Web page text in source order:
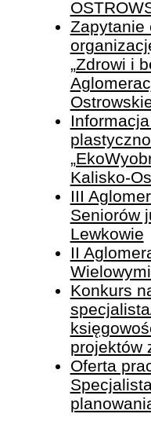
Zapytanie
„Zdrowi i
Kalisko-
III
Seniorów
Lewkowie
II
Konkurs
projektów
Oferta